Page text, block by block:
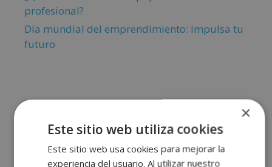
profesional?
Día mundial del emprendimiento: impulsa tu
futuro
Comentarios recientes
×
Este sitio web utiliza cookies
Este sitio web usa cookies para mejorar la
experiencia del usuario. Al utilizar nuestro